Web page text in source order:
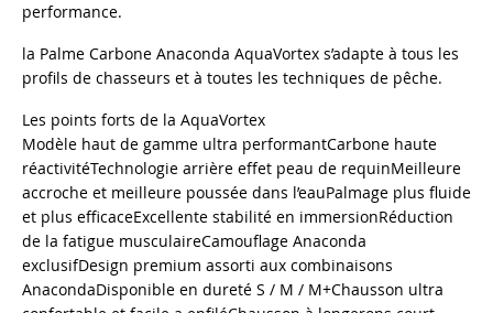
performance.
la Palme Carbone Anaconda AquaVortex s’adapte à tous les
profils de chasseurs et à toutes les techniques de pêche.
Les points forts de la AquaVortex
Modèle haut de gamme ultra performantCarbone haute
réactivitéTechnologie arrière effet peau de requinMeilleure
accroche et meilleure poussée dans l’eauPalmage plus fluide
et plus efficaceExcellente stabilité en immersionRéduction
de la fatigue musculaireCamouflage Anaconda
exclusifDesign premium assorti aux combinaisons
AnacondaDisponible en dureté S / M / M+Chausson ultra